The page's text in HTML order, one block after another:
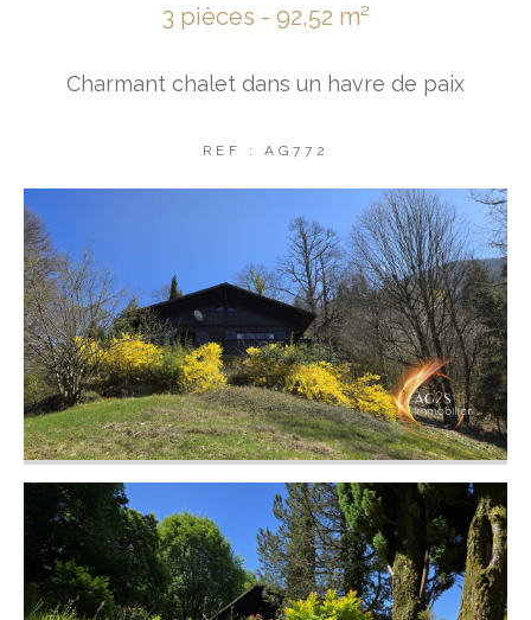
3 pièces - 92,52 m²
Charmant chalet dans un havre de paix
REF : AG772